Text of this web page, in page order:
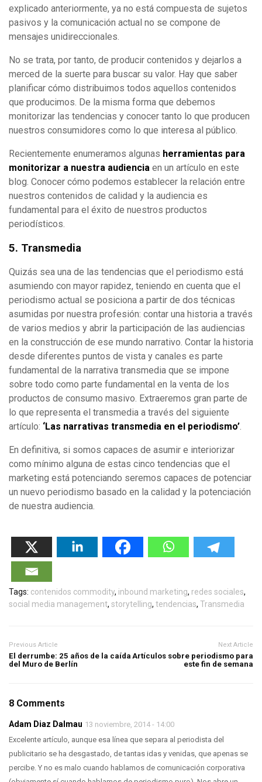
explicado anteriormente, ya no está compuesta de sujetos
pasivos y la comunicación actual no se compone de
mensajes unidireccionales.
No se trata, por tanto, de producir contenidos y dejarlos a
merced de la suerte para buscar su valor. Hay que saber
planificar cómo distribuimos todos aquellos contenidos
que producimos. De la misma forma que debemos
monitorizar las tendencias y conocer tanto lo que producen
nuestros consumidores como lo que interesa al público.
Recientemente enumeramos algunas herramientas para
monitorizar a nuestra audiencia en un artículo en este
blog. Conocer cómo podemos establecer la relación entre
nuestros contenidos de calidad y la audiencia es
fundamental para el éxito de nuestros productos
periodísticos.
5. Transmedia
Quizás sea una de las tendencias que el periodismo está
asumiendo con mayor rapidez, teniendo en cuenta que el
periodismo actual se posiciona a partir de dos técnicas
asumidas por nuestra profesión: contar una historia a través
de varios medios y abrir la participación de las audiencias
en la construcción de ese mundo narrativo. Contar la historia
desde diferentes puntos de vista y canales es parte
fundamental de la narrativa transmedia que se impone
sobre todo como parte fundamental en la venta de los
productos de consumo masivo. Extraeremos gran parte de
lo que representa el transmedia a través del siguiente
artículo: ‘Las narrativas transmedia en el periodismo’
En definitiva, si somos capaces de asumir e interiorizar
como mínimo alguna de estas cinco tendencias que el
marketing está potenciando seremos capaces de potenciar
un nuevo periodismo basado en la calidad y la potenciación
de nuestra audiencia.
Tags: contenidos commodity, inbound marketing, redes sociales,
social media management, storytelling, tendencias, Transmedia
Previous Article
El derrumbe: 25 años de la caída
del Muro de Berlín
Next Article
Artículos sobre periodismo para
este fin de semana
8 Comments
Adam Diaz Dalmau 13 noviembre, 2014 - 14:00
Excelente artículo, aunque esa línea que separa al periodista del
publicitario se ha desgastado, de tantas idas y venidas, que apenas se
percibe. Y no es malo cuando hablamos de comunicación corporativa